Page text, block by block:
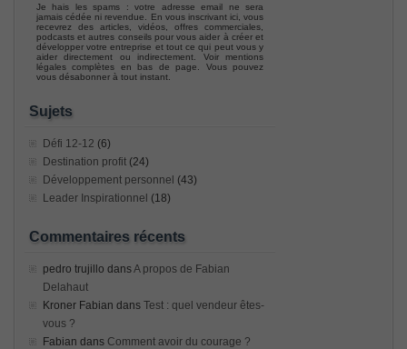
Je hais les spams : votre adresse email ne sera
jamais cédée ni revendue. En vous inscrivant ici, vous
recevrez des articles, vidéos, offres commerciales,
podcasts et autres conseils pour vous aider à créer et
développer votre entreprise et tout ce qui peut vous y
aider directement ou indirectement. Voir mentions
légales complètes en bas de page. Vous pouvez
vous désabonner à tout instant.
Sujets
Défi 12-12 (6)
Destination profit (24)
Développement personnel (43)
Leader Inspirationnel (18)
Commentaires récents
pedro trujillo dansA propos de Fabian
Delahaut
Kroner Fabian dans Test : quel vendeur êtes-
vous ?
Fabian dans Comment avoir du courage ?